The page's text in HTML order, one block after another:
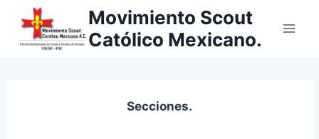
contenido
Movimiento Scout
Católico Mexicano.
Secciones.